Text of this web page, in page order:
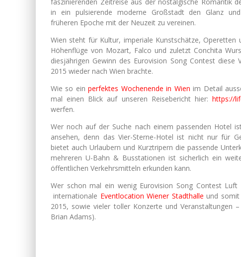
in ein pulsierende moderne Großstadt den Glanz
früheren Epoche mit der Neuzeit zu vereinen.
Wien steht für Kultur, imperiale Kunstschätze, Operetten
Höhenflüge von Mozart, Falco und zuletzt Conchita
diesjährigen Gewinn des Eurovision Song Contest diese
2015 wieder nach Wien brachte.
Wie so einperfektes Wochenende in Wien im Detail
mal einen Blick auf unseren Reisebericht hier: https://
werfen.
Wer noch auf der Suche nach einem passenden Hotel
ansehen, denn das Vier-Sterne-Hotel ist nicht nur für
bietet auch Urlaubern und Kurztripern die passende
mehreren U-Bahn & Busstationen ist sicherlich ein
öffentlichen Verkehrsmitteln erkunden kann.
Wer schon mal ein wenig Eurovision Song Contest
internationale Eventlocation Wiener Stadthalle und somit
2015, sowie vieler toller Konzerte und Veranstaltungen
Brian Adams).